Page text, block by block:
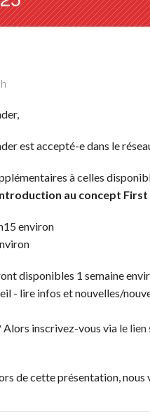
est accepté-e dans le
à celles
au concept
environ
disponibles 1 semaine
- lire infos et nouvelles/
Alors inscrivez-vous via le lien
de cette présentation,